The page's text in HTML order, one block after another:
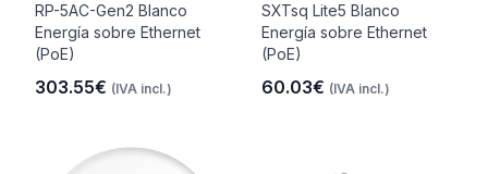
RP-5AC-Gen2 Blanco
Energía sobre Ethernet
(PoE)
303.55€ (IVA incl.)
SXTsq Lite5 Blanco
Energía sobre Ethernet
(PoE)
60.03€ (IVA incl.)